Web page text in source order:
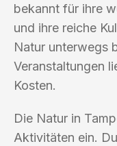
bekannt für ihre
und ihre reiche
Natur unterwegs
Veranstaltungen
Kosten.
Die Natur in
Aktivitäten ein.